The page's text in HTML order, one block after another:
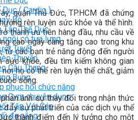
( Cardio )
Bộ
Tập Thể Dục
ngồi có tựa lưng
Tuyết
Thuyền
Cầu Thang
Bụng
phục hồi chức năng
Gym chuyên dụng
Tập Với Cáp
đa năng
quận Thủ Đức, TP.HCM đã chứng
rèn luyện sức khỏe và thể hình.
thành ưu tiên hàng đầu, nhu cầu về
cao ngày càng tăng cao trong khu
từ các bạn trẻ năng động đến người
sức khỏe, đều tìm kiếm không gian
họ có thể rèn luyện thể chất, giảm
sống.
ánh sự thay đổi trong nhận thức
đẩy sự phát triển của các dịch vụ thể
thành điểm đến lý tưởng cho một